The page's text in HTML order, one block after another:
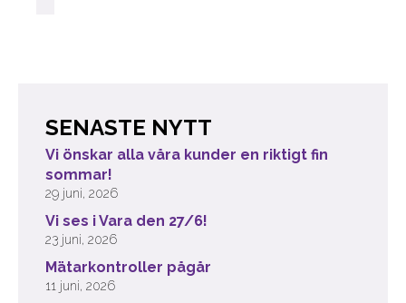
SENASTE NYTT
Vi önskar alla våra kunder en riktigt fin
sommar!
29 juni, 2026
Vi ses i Vara den 27/6!
23 juni, 2026
Mätarkontroller pågår
11 juni, 2026